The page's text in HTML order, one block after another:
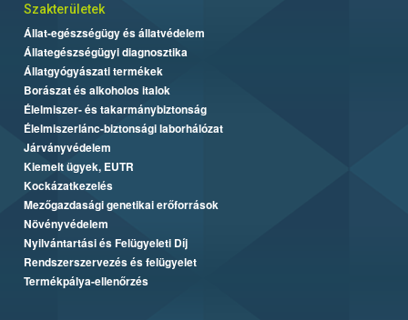
Szakterületek
Állat-egészségügy és állatvédelem
Állategészségügyi diagnosztika
Állatgyógyászati termékek
Borászat és alkoholos italok
Élelmiszer- és takarmánybiztonság
Élelmiszerlánc-biztonsági laborhálózat
Járványvédelem
Kiemelt ügyek, EUTR
Kockázatkezelés
Mezőgazdasági genetikai erőforrások
Növényvédelem
Nyilvántartási és Felügyeleti Díj
Rendszerszervezés és felügyelet
Termékpálya-ellenőrzés